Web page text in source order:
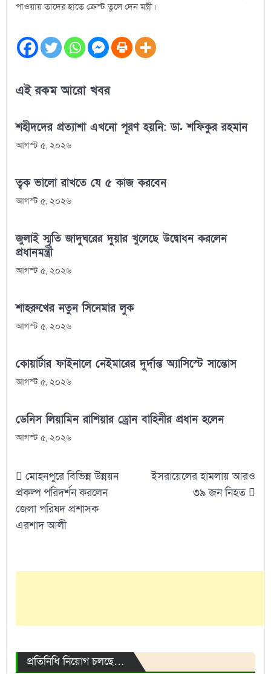
পাওয়ায় তাদের হাতে ক্রেস্ট তুলে দেন মন্ত্রী।
এই রকম আরো খবর
শহীদদের প্রত্যাশা এখনো পূরণ হয়নি: ডা. শফিকুর রহমান
আগস্ট ৫, ২০২৬
ত্বক ভালো রাখতে যে ৫ কাজ করবেন
আগস্ট ৫, ২০২৬
জুলাই স্মৃতি জাদুঘরের দুয়ার খুলেছে উদ্বোধন করলেন
প্রধানমন্ত্রী
আগস্ট ৫, ২০২৬
শাহরুখের নতুন সিনেমার লুক
আগস্ট ৫, ২০২৬
কোয়ার্টার ফাইনালে নেইমারের দুর্দান্ত অ্যাসিস্টে সান্তোস
আগস্ট ৫, ২০২৬
ডেনিস লিয়ামিন রাশিয়ার ড্রোন বাহিনীর প্রধান হলেন
আগস্ট ৫, ২০২৬
navigation
মোহনপুরে বিভিন্ন উন্নয়ন
প্রকল্প পরিদর্শন করলেন
জেলা পরিষদ প্রশাসক
এরশাদ আলী
ইসরায়েলের হামলায় আরও
৩৯ জন নিহত
প্রতিনিধি নিয়োগ চলছে…